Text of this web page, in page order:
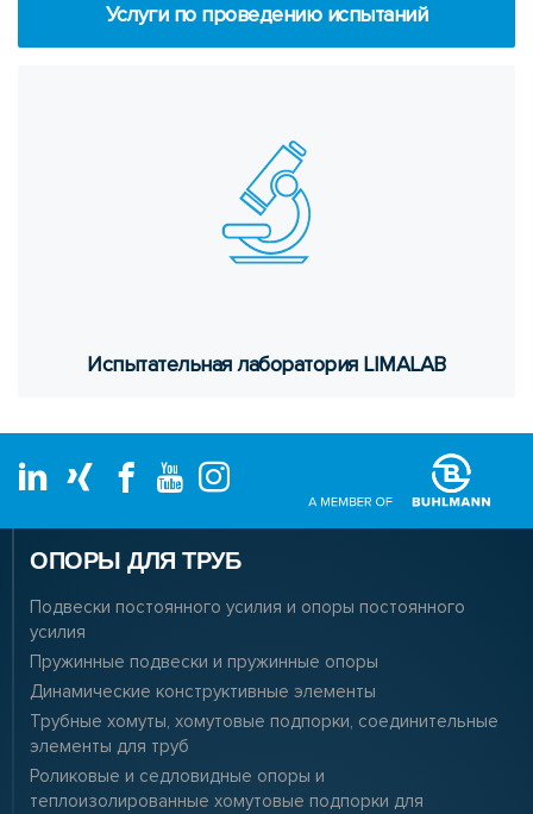
Услу­ги по про­ве­де­нию ис­пы­та­ний
Ис­пы­та­тель­ная ла­бо­ра­то­рия LIMALAB
ОПОРЫ ДЛЯ ТРУБ
Подвески постоянного усилия и опоры постоянного
усилия
Пружинные подвески и пружинные опоры
Динамические конструктивные элементы
Трубные хомуты, хомутовые подпорки, соединительные
элементы для труб
Роликовые и седловидные опоры и
теплоизолированные хомутовые подпорки для